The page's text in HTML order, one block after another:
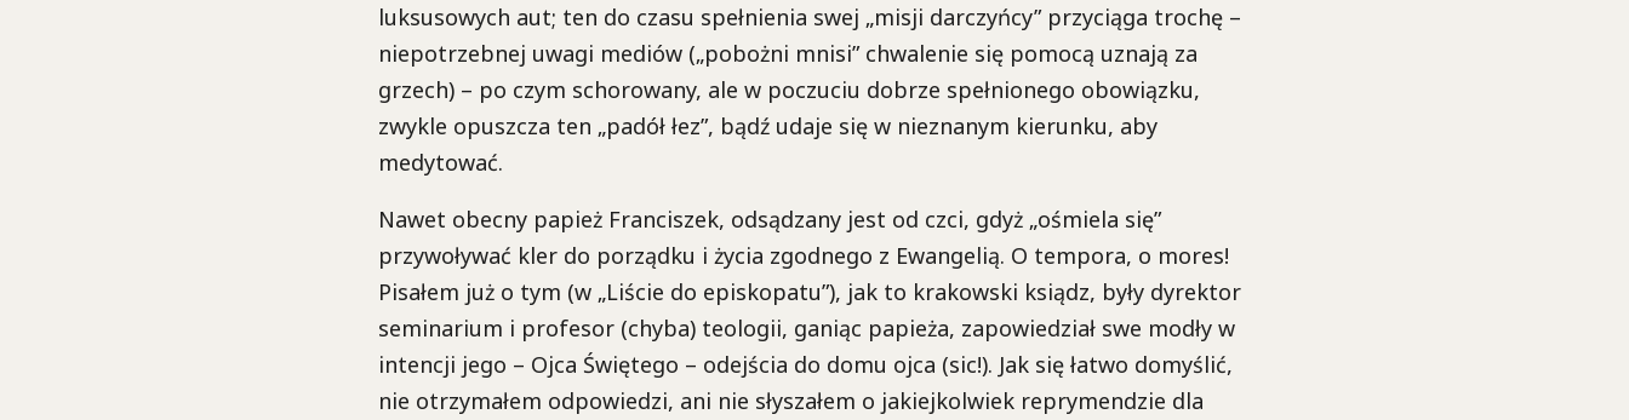
luksusowych aut; ten do czasu spełnienia swej „misji darczyńcy” przyciąga trochę –
niepotrzebnej uwagi mediów („pobożni mnisi” chwalenie się pomocą uznają za
grzech) – po czym schorowany, ale w poczuciu dobrze spełnionego obowiązku,
zwykle opuszcza ten „padół łez”, bądź udaje się w nieznanym kierunku, aby
medytować.
Nawet obecny papież Franciszek, odsądzany jest od czci, gdyż „ośmiela się”
przywoływać kler do porządku i życia zgodnego z Ewangelią. O tempora, o mores!
Pisałem już o tym (w „Liście do episkopatu”), jak to krakowski ksiądz, były dyrektor
seminarium i profesor (chyba) teologii, ganiąc papieża, zapowiedział swe modły w
intencji jego – Ojca Świętego – odejścia do domu ojca (sic!). Jak się łatwo domyślić,
nie otrzymałem odpowiedzi, ani nie słyszałem o jakiejkolwiek reprymendzie dla